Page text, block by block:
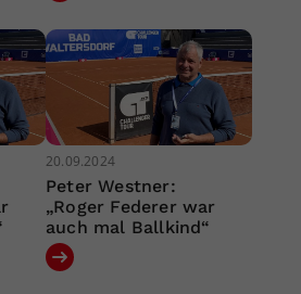
20.09.2024
Peter Westner:
„Roger Federer war
auch mal Ballkind“